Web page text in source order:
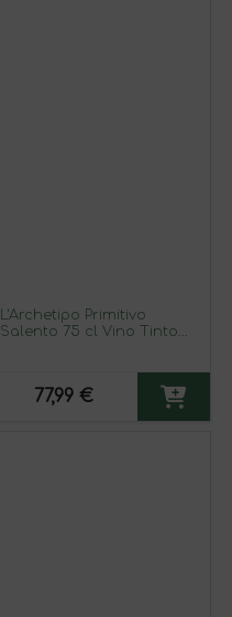
L'Archetipo Primitivo
Salento 75 cl Vino Tinto
77,99 €